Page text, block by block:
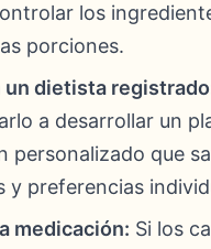
los
porciones.
un dietista
a desarrollar un
personalizado que
y preferencias
medicación: Si los